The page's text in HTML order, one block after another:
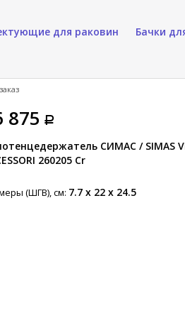
для раковин
Бачки
875
СИМАС / SIMAS
260205 Cr
(ШГВ), см: 7.7 x 22 x 24.5